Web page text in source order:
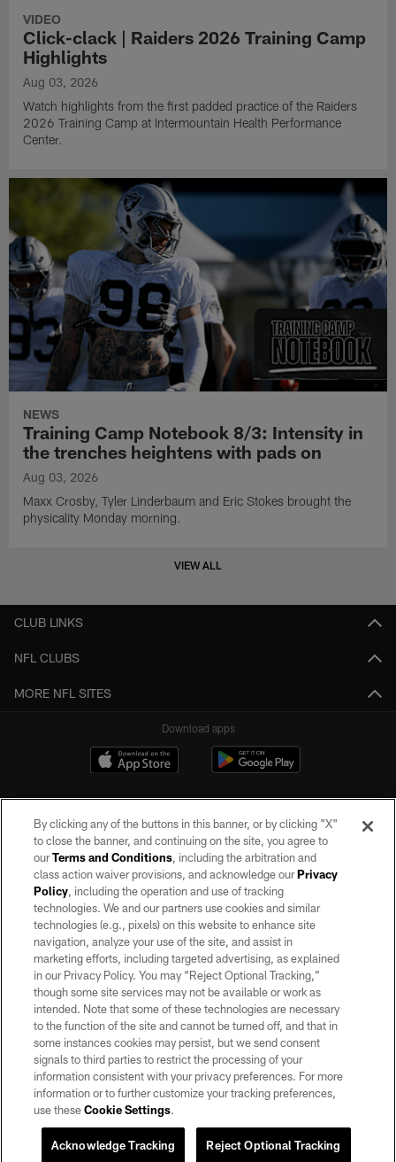
VIDEO
Click-clack | Raiders 2026 Training Camp
Highlights
Aug 03, 2026
Watch highlights from the first padded practice of the Raiders
2026 Training Camp at Intermountain Health Performance
Center.
NEWS
Training Camp Notebook 8/3: Intensity in
the trenches heightens with pads on
Aug 03, 2026
Maxx Crosby, Tyler Linderbaum and Eric Stokes brought the
physicality Monday morning.
VIEW ALL
CLUB LINKS
NFL CLUBS
MORE NFL SITES
Download apps
©2026 by the Las Vegas Raiders. All rights reserved. No portion of this site
may be reproduced without the express written permission of the Las Vegas
Raiders.
PRIVACY POLICY
TERMS OF SERVICE
ACCESSIBILITY
AD CHOICES
YOUR PRIVACY CHOICES
COOKIE SETTINGS
By clicking any of the buttons in this banner, or by clicking "X"
to close the banner, and continuing on the site, you agree to
ourTerms and Conditions, including the arbitration and
class action waiver provisions, and acknowledge ourPrivacy
Policy, including the operation and use of tracking
technologies. We and our partners use cookies and similar
technologies (e.g., pixels) on this website to enhance site
navigation, analyze your use of the site, and assist in
marketing efforts, including targeted advertising, as explained
in our Privacy Policy. You may “Reject Optional Tracking,”
though some site services may not be available or work as
intended. Note that some of these technologies are necessary
to the function of the site and cannot be turned off, and that in
some instances cookies may persist, but we send consent
signals to third parties to restrict the processing of your
information consistent with your privacy preferences. For more
information or to further customize your tracking preferences,
use theseCookie Settings.
Reject Optional Tracking
Acknowledge Tracking